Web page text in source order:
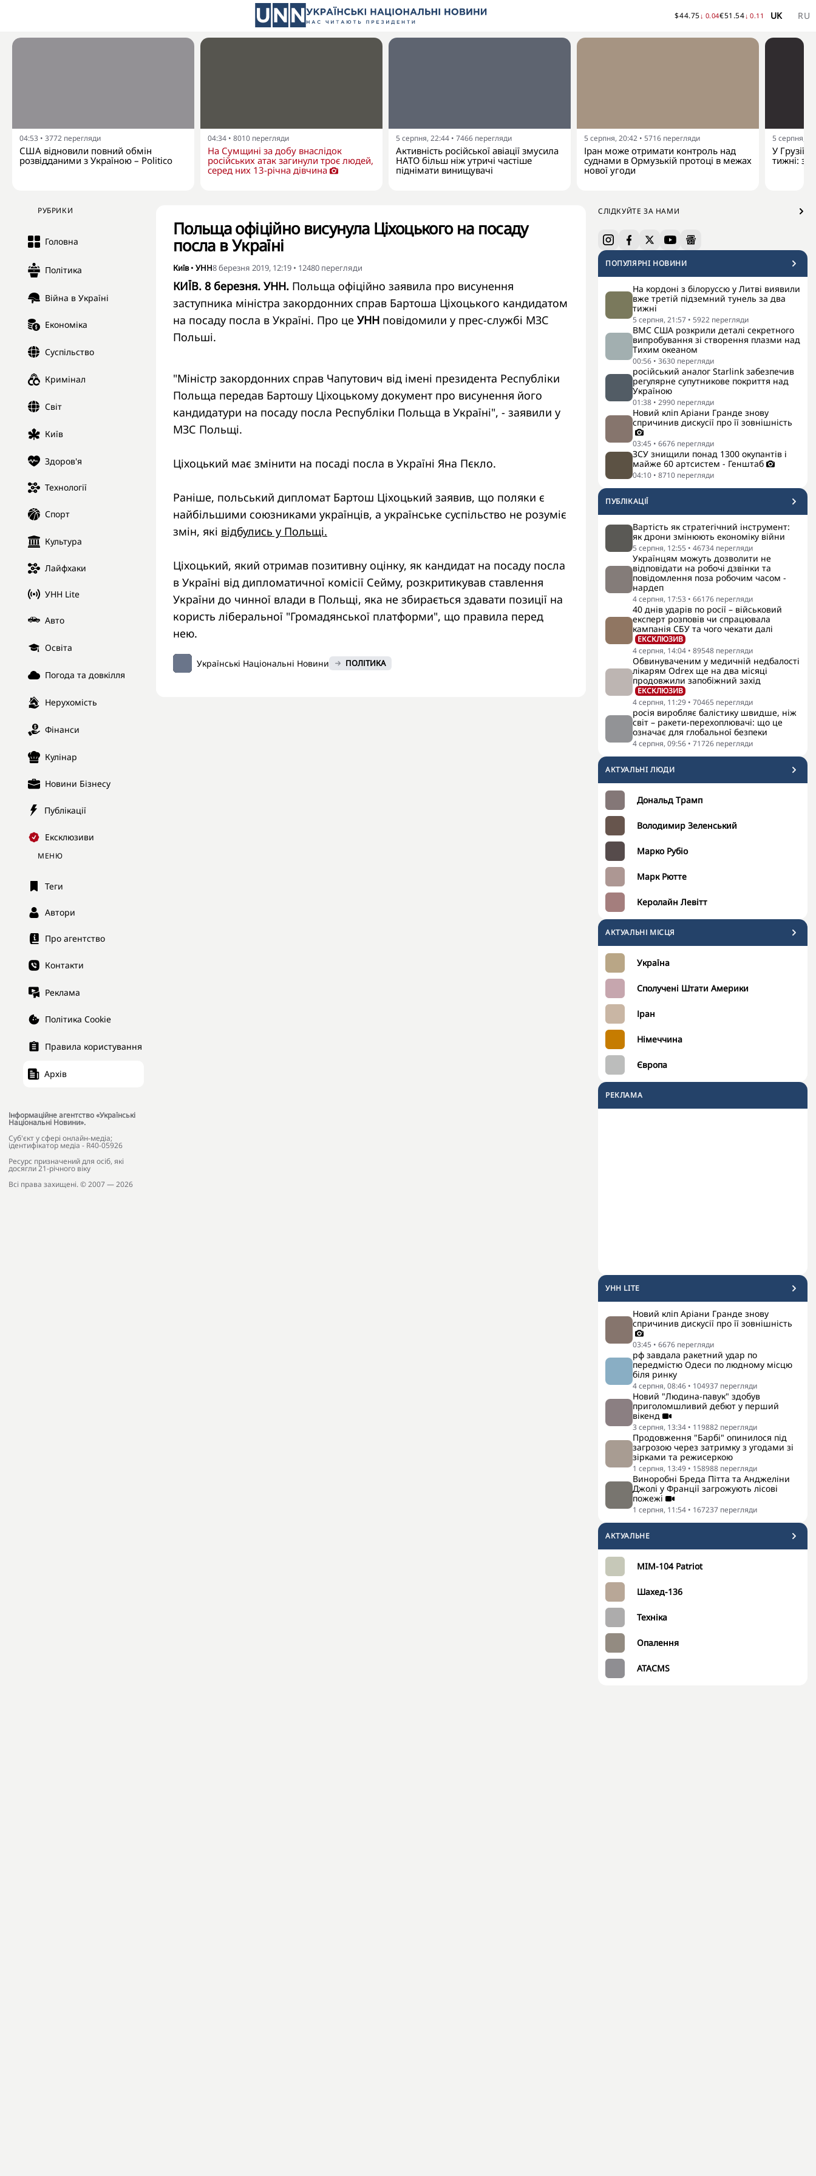
$44.75↓ 0.04€51.54↓ 0.11 UK RU
04:53 • 3772 перегляди
США відновили повний обмін
розвідданими з Україною – Politico
04:34 • 8010 перегляди
На Сумщині за добу внаслідок
російських атак загинули троє людей,
серед них 13-річна дівчина
5 серпня, 22:44 • 7466 перегляди
Активність російської авіації змусила
НАТО більш ніж утричі частіше
піднімати винищувачі
5 серпня, 20:42 • 5716 перегляди
Іран може отримати контроль над
суднами в Ормузькій протоці в межах
нової угоди
5 серпня,
У Грузії
тижні:
РУБРИКИ
Головна
Політика
Війна в Україні
Економіка
Суспільство
Кримінал
Світ
Київ
Здоров'я
Технології
Спорт
Культура
Лайфхаки
УНН Lite
Авто
Освіта
Погода та довкілля
Нерухомість
Фінанси
Кулінар
Новини Бізнесу
Публікації
Ексклюзиви
МЕНЮ
Теги
Автори
Про агентство
Контакти
Реклама
Політика Cookie
Правила користування
Архів
Інформаційне агентство «Українські
Національні Новини».
Cуб'єкт у сфері онлайн-медіа;
ідентифікатор медіа - R40-05926
Ресурс призначений для осіб, які
досягли 21-річного віку
Всі права захищені. © 2007 — 2026
СЛІДКУЙТЕ ЗА НАМИ
ПОПУЛЯРНI НОВИНИ
На кордоні з білоруссю у Литві виявили
вже третій підземний тунель за два
тижні
5 серпня, 21:57 • 5922 перегляди
ВМС США розкрили деталі секретного
випробування зі створення плазми над
Тихим океаном
00:56 • 3630 перегляди
російський аналог Starlink забезпечив
регулярне супутникове покриття над
Україною
01:38 • 2990 перегляди
Новий кліп Аріани Гранде знову
спричинив дискусії про її зовнішність
03:45 • 6676 перегляди
ЗСУ знищили понад 1300 окупантів і
майже 60 артсистем - Генштаб
04:10 • 8710 перегляди
ПУБЛІКАЦІЇ
Вартість як стратегічний інструмент:
як дрони змінюють економіку війни
5 серпня, 12:55 • 46734 перегляди
Українцям можуть дозволити не
відповідати на робочі дзвінки та
повідомлення поза робочим часом -
нардеп
4 серпня, 17:53 • 66176 перегляди
40 днів ударів по росії – військовий
експерт розповів чи спрацювала
кампанія СБУ та чого чекати далі
ЕКСКЛЮЗИВ
4 серпня, 14:04 • 89548 перегляди
Обвинуваченим у медичній недбалості
лікарям Odrex ще на два місяці
продовжили запобіжний захід
ЕКСКЛЮЗИВ
4 серпня, 11:29 • 70465 перегляди
росія виробляє балістику швидше, ніж
світ – ракети-перехоплювачі: що це
означає для глобальної безпеки
4 серпня, 09:56 • 71726 перегляди
АКТУАЛЬНI ЛЮДИ
Дональд Трамп
Володимир Зеленський
Марко Рубіо
Марк Рютте
Керолайн Левітт
АКТУАЛЬНІ МІСЦЯ
Україна
Сполучені Штати Америки
Іран
Німеччина
Європа
РЕКЛАМА
УНН LITE
Новий кліп Аріани Гранде знову
спричинив дискусії про її зовнішність
03:45 • 6676 перегляди
рф завдала ракетний удар по
передмістю Одеси по людному місцю
біля ринку
4 серпня, 08:46 • 104937 перегляди
Новий "Людина-павук" здобув
приголомшливий дебют у перший
вікенд
3 серпня, 13:34 • 119882 перегляди
Продовження "Барбі" опинилося під
загрозою через затримку з угодами зі
зірками та режисеркою
1 серпня, 13:49 • 158988 перегляди
Виноробні Бреда Пітта та Анджеліни
Джолі у Франції загрожують лісові
пожежі
1 серпня, 11:54 • 167237 перегляди
АКТУАЛЬНЕ
MIM-104 Patriot
Шахед-136
Техніка
Опалення
ATACMS
Польща офіційно висунула Ціхоцького на посаду
посла в Україні
Київ• УНН8 березня 2019, 12:19 • 12480 перегляди
КИЇВ. 8 березня. УНН. Польща офіційно заявила про висунення
заступника міністра закордонних справ Бартоша Ціхоцького кандидатом
на посаду посла в Україні. Про це УНН повідомили у прес-службі МЗС
Польші.
"Міністр закордонних справ Чапутович від імені президента Республіки
Польща передав Бартошу Ціхоцькому документ про висунення його
кандидатури на посаду посла Республіки Польща в Україні", - заявили у
МЗС Польщі.
Ціхоцький має змінити на посаді посла в Україні Яна Пєкло.
Раніше, польський дипломат Бартош Ціхоцький заявив, що поляки є
найбільшими союзниками українців, а українське суспільство не розуміє
змін, які відбулись у Польщі.
Ціхоцький, який отримав позитивну оцінку, як кандидат на посаду посла
в Україні від дипломатичної комісії Сейму, розкритикував ставлення
України до чинної влади в Польщі, яка не збирається здавати позиції на
користь ліберальної "Громадянської платформи", що правила перед
нею.
Українські Національні Новини ПОЛІТИКА